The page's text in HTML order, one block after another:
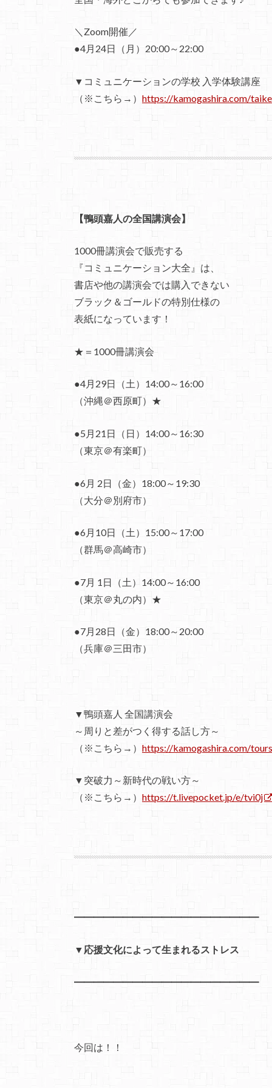
＼Zoom開催／
●4月24日（月）20:00～22:00
▼コミュニケーションの学校 入学体験講座
（※こちら→） https://kamogashira.com/
【鴨頭嘉人の全国講演会】
1000冊講演会で販売する
『コミュニケーション大全』は、
書店や他の講演会では購入できない
ブラック＆ゴールドの特別仕様の
表紙になっています！
★＝1000冊講演会
●4月29日（土）14:00～16:00
（沖縄＠西原町）★
●5月21日（日）14:00～16:30
（東京＠有楽町）
●6月 2日（金）18:00～19:30
（大分＠別府市）
●6月10日（土）15:00～17:00
（群馬＠高崎市）
●7月 1日（土）14:00～16:00
（東京＠丸の内）★
●7月28日（金）18:00～20:00
（兵庫＠三田市）
▼鴨頭嘉人 全国講演会
～周りと差がつく得する話し方～
（※こちら→） https://kamogashira.com/
▼突破力～新時代の戦い方～
（※こちら→） https://t.livepocket.jp/e/tvi0j
━━━━━━━━━━━━━━━━━━━
▼応援文化によって生まれるストレス
━━━━━━━━━━━━━━━━━━━
今回は！！